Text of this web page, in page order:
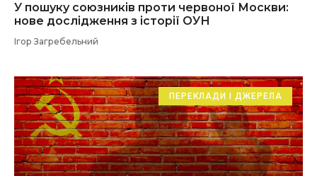
У пошуку союзників проти червоної Москви:
нове дослідження з історії ОУН
Ігор Загребельний
ПЕРЕКЛАДИ І ДЖЕРЕЛА